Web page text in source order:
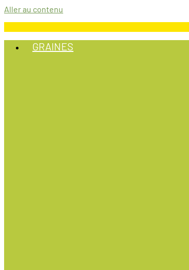
Aller au contenu
GRAINES